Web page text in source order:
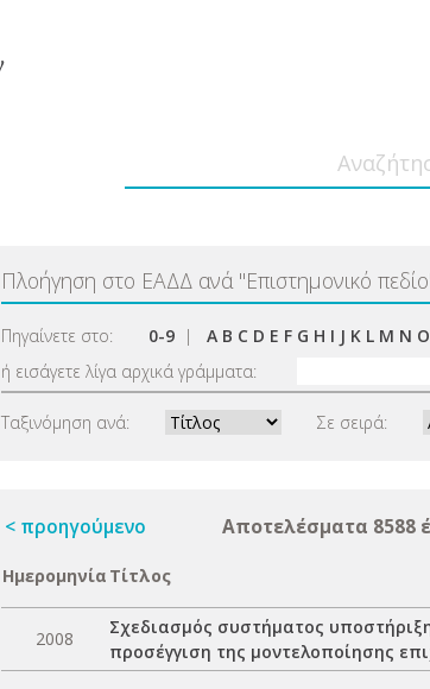
Πλοήγηση στο ΕΑΔΔ ανά "Επιστημονικό πεδίο
Πηγαίνετε στο: 0-9 | A B C D E F G H I J K L M N O
ή εισάγετε λίγα αρχικά γράμματα:
Ταξινόμηση ανά: Σε σειρά:
< προηγούμενο Αποτελέσματα 8588
Ημερομηνία Τίτλος
2008
Σχεδιασμός συστήματος
προσέγγιση της μοντελοποίησης